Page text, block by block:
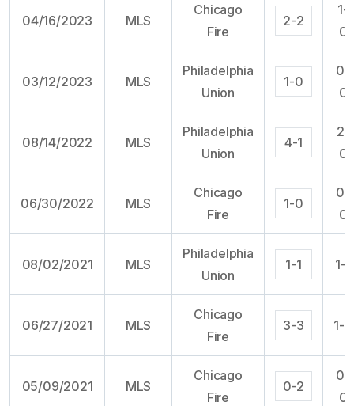
04/16/2023 MLS
Chicago
Fire
2-2
1-
0
03/12/2023 MLS
Philadelphia
Union
1-0
0-
0
08/14/2022 MLS
Philadelphia
Union
4-1
2-
0
06/30/2022 MLS
Chicago
Fire
1-0
0-
0
08/02/2021 MLS
Philadelphia
Union
1-1 1-1
06/27/2021 MLS
Chicago
Fire
3-3 1-2
05/09/2021 MLS
Chicago
Fire
0-2
0-
0